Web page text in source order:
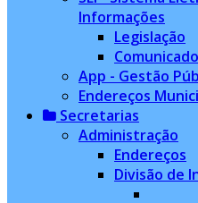
Informações
Legislação
App - Gestão
Endereços
Secretarias
Administração
Endereços
Divisão de